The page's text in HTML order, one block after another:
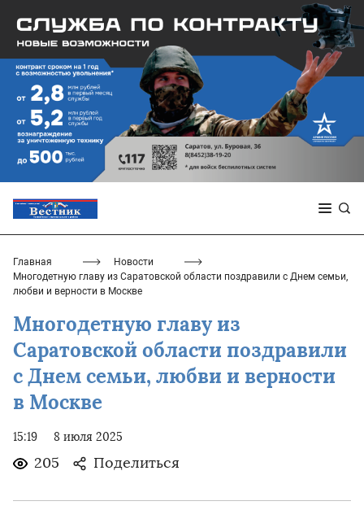
Главная
Новости
Многодетную главу из Саратовской области поздравили с Днем семьи,
любви и верности в Москве
Многодетную главу из
Саратовской области поздравили
с Днем семьи, любви и верности
в Москве
15:19 8 июля 2025
205 Поделиться